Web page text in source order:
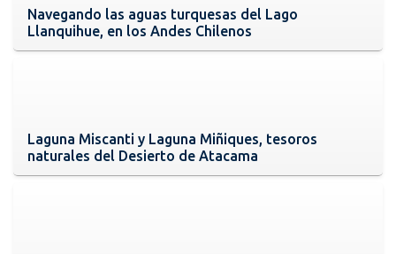
Navegando las aguas turquesas del Lago
Llanquihue, en los Andes Chilenos
Laguna Miscanti y Laguna Miñiques, tesoros
naturales del Desierto de Atacama